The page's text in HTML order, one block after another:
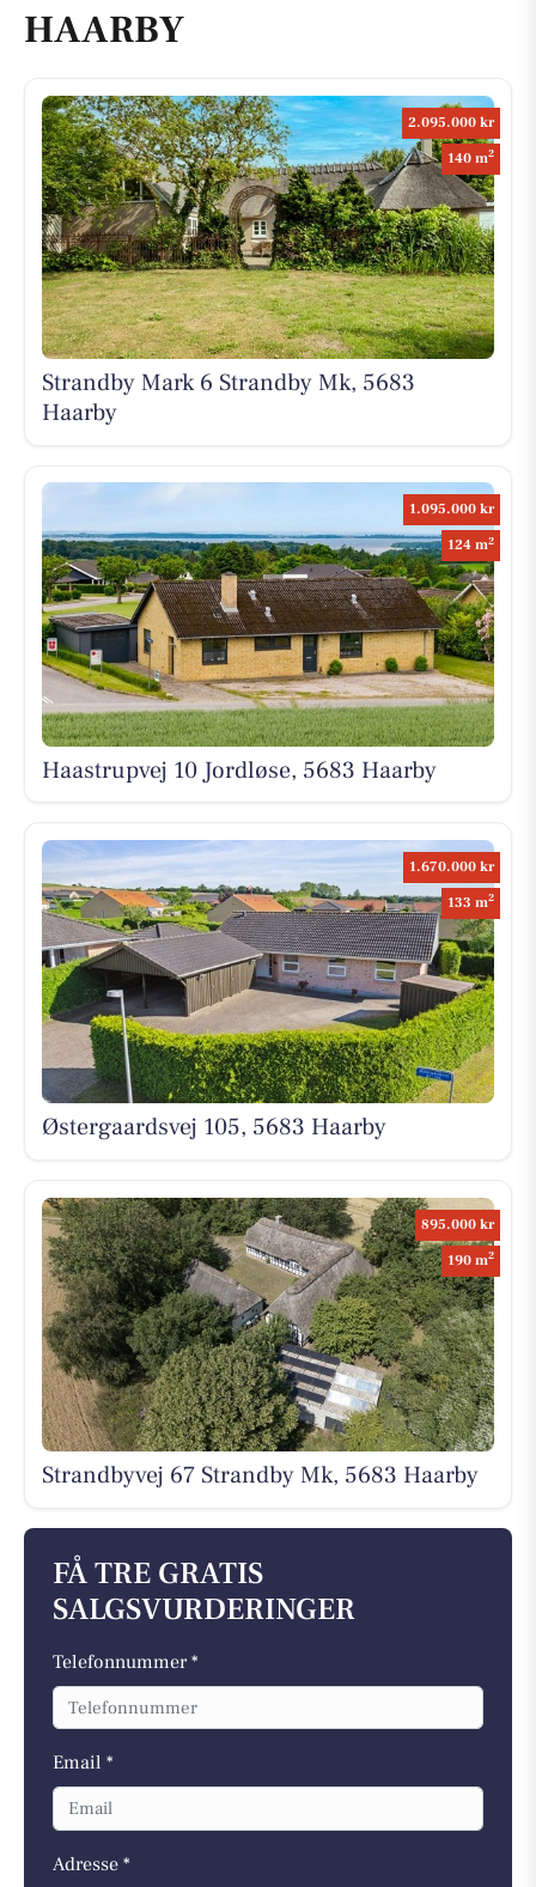
HAARBY
2.095.000 kr
140 m2
Strandby Mark 6 Strandby Mk, 5683
Haarby
1.095.000 kr
124 m2
Haastrupvej 10 Jordløse, 5683 Haarby
1.670.000 kr
133 m2
Østergaardsvej 105, 5683 Haarby
895.000 kr
190 m2
Strandbyvej 67 Strandby Mk, 5683 Haarby
FÅ TRE GRATIS
SALGSVURDERINGER
Telefonnummer *
Email *
Adresse *